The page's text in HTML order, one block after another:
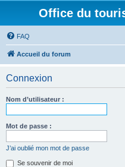
Office du
FAQ
Accueil du forum
Connexion
Nom d’utilisateur :
Mot de passe :
J’ai oublié mon mot de passe
Se souvenir de moi